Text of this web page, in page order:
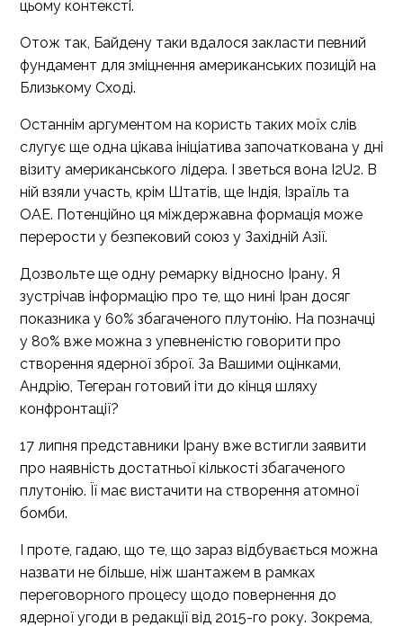
цьому контексті.
Отож так, Байдену таки вдалося закласти певний
фундамент для зміцнення американських позицій на
Близькому Сході.
Останнім аргументом на користь таких моїх слів
слугує ще одна цікава ініціатива започаткована у дні
візиту американського лідера. І зветься вона I2U2. В
ній взяли участь, крім Штатів, ще Індія, Ізраїль та
ОАЕ. Потенційно ця міждержавна формація може
перерости у безпековий союз у Західній Азії.
Дозвольте ще одну ремарку відносно Ірану. Я
зустрічав інформацію про те, що нині Іран досяг
показника у 60% збагаченого плутонію. На позначці
у 80% вже можна з упевненістю говорити про
створення ядерної зброї. За Вашими оцінками,
Андрію, Тегеран готовий іти до кінця шляху
конфронтації?
17 липня представники Ірану вже встигли заявити
про наявність достатньої кількості збагаченого
плутонію. Її має вистачити на створення атомної
бомби.
І проте, гадаю, що те, що зараз відбувається можна
назвати не більше, ніж шантажем в рамках
переговорного процесу щодо повернення до
ядерної угоди в редакції від 2015-го року. Зокрема,